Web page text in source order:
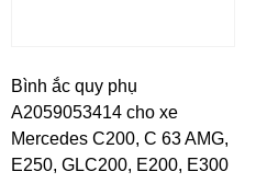
Bình ắc quy phụ
A2059053414 cho xe
Mercedes C200, C 63 AMG,
E250, GLC200, E200, E300